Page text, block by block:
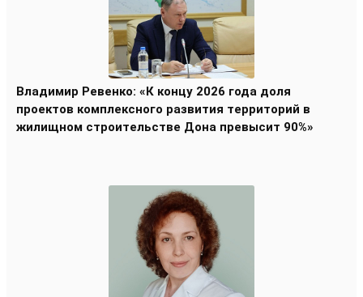
Владимир Ревенко: «К концу 2026 года доля
проектов комплексного развития территорий в
жилищном строительстве Дона превысит 90%»